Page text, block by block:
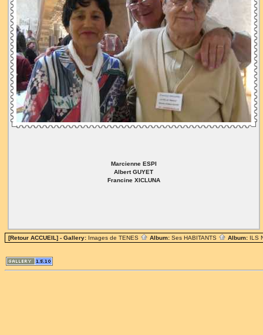
Marcienne ESPI
Albert GUYET
Francine XICLUNA
[Retour ACCUEIL] - Gallery: Images de TENES Album: Ses HABITANTS Album: ILS